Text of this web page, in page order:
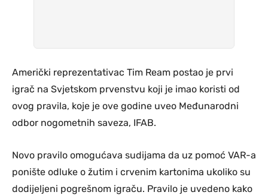
Američki reprezentativac Tim Ream postao je prvi
igrač na Svjetskom prvenstvu koji je imao koristi od
ovog pravila, koje je ove godine uveo Međunarodni
odbor nogometnih saveza, IFAB.
Novo pravilo omogućava sudijama da uz pomoć VAR-a
ponište odluke o žutim i crvenim kartonima ukoliko su
dodijeljeni pogrešnom igraču. Pravilo je uvedeno kako